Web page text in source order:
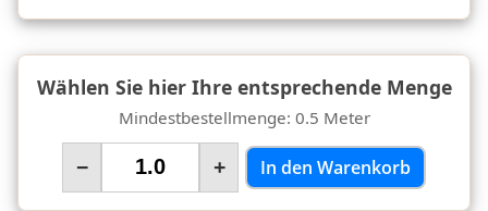
Wählen Sie hier Ihre entsprechende Menge
Mindestbestellmenge: 0.5 Meter
− + In den Warenkorb